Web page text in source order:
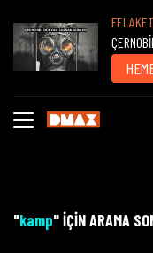
"kamp" İÇİN ARAMA